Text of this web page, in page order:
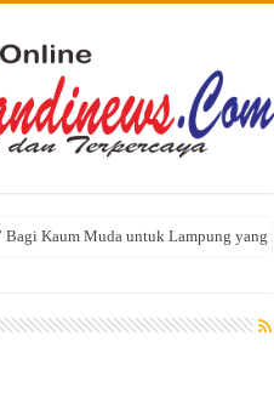
Bagi Kaum Muda untuk Lampung